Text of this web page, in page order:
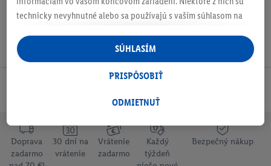
Doprava
zadarmo
30 dní na
vrátenie
Vrátenie
zadarmo
Každý
týždeň
Bezpečný nákup
technicky nevyhnutné alebo sa používajú s vaším súhlasom na
personalizovanú reklamu v rámci služieb Lidl aj mimo nich. Ak
ste účastníkom programu Lidl Plus, na tieto účely sa spracúvajú
aj údaje z vášho nákupného správania v obchode.
následne si vytvoríte účet Lidl Plus alebo sa prihlásite do svojho
tiež vytvoriť špeciálny online identifikátor z e-mailovej adresy,
ktorú tam uvediete, aby sme vás mohli rozpoznať v službách
prevádzkovaných tretími stranami a zobrazovať vám
ODMIETNUŤ
PRISPÔSOBIŤ
SÚHLASÍM